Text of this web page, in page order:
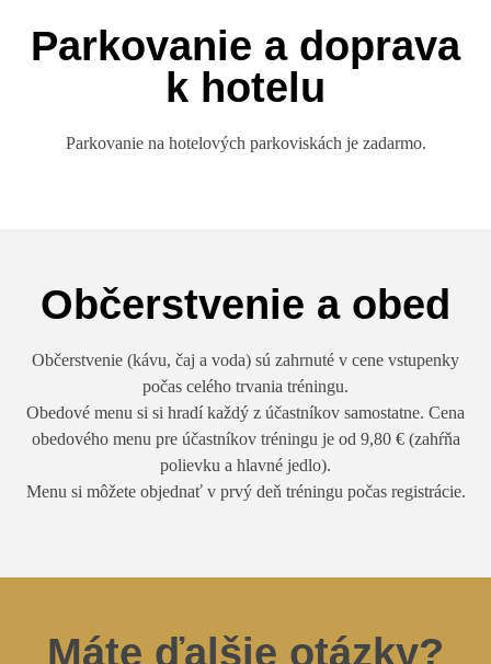
Parkovanie a doprava
k hotelu
Parkovanie na hotelových parkoviskách je zadarmo.
Občerstvenie a obed
Občerstvenie (kávu, čaj a voda) sú zahrnuté v cene vstupenky
počas celého trvania tréningu.
Obedové menu si si hradí každý z účastníkov samostatne. Cena
obedového menu pre účastníkov tréningu je od 9,80 € (zahŕňa
polievku a hlavné jedlo).
Menu si môžete objednať v prvý deň tréningu počas registrácie.
Máte ďalšie otázky?